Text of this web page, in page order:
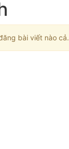
bài viết nào cả.